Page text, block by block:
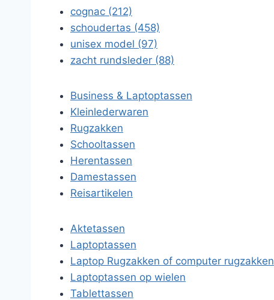
cognac (212)
schoudertas (458)
unisex model (97)
zacht rundsleder (88)
Business & Laptoptassen
Kleinlederwaren
Rugzakken
Schooltassen
Herentassen
Damestassen
Reisartikelen
Aktetassen
Laptoptassen
Laptop Rugzakken of computer rugzakken
Laptoptassen op wielen
Tablettassen